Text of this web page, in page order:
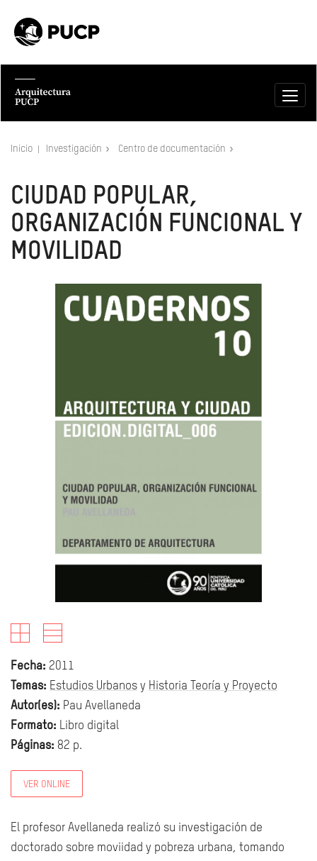
Inicio Investigación Centro de documentación
CIUDAD POPULAR,
ORGANIZACIÓN FUNCIONAL Y
MOVILIDAD
Fecha: 2011
Temas: Estudios Urbanos y Historia Teoría y Proyecto
Autor(es): Pau Avellaneda
Formato: Libro digital
Páginas: 82 p.
VER ONLINE
El profesor Avellaneda realizó su investigación de
doctorado sobre moviidad y pobreza urbana, tomando